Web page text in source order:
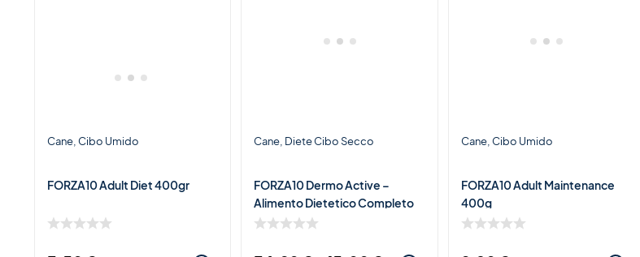
Cane Cibo Umido
FORZA10 Adult Diet 400gr
Cane Diete Cibo Secco
FORZA10 Dermo Active –
Alimento Dietetico Completo
per Cani con Dermatiti e
Cane Cibo Umido
FORZA10 Adult Maintenance
400g